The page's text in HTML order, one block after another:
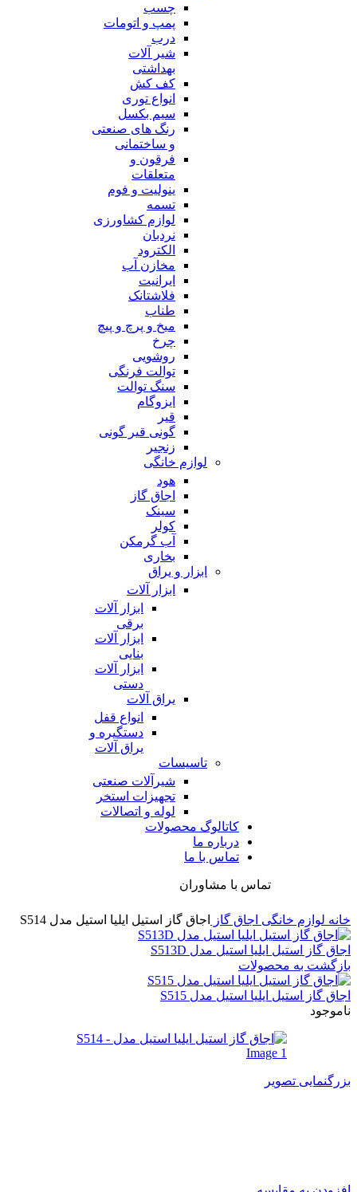
چسب
پمپ و اتومات
درب
شیر آلات
بهداشتی
کف کش
انواع توری
سیم بکسل
رنگ های صنعتی
و ساختمانی
فرقون و
متعلقات
ینولیت و فوم
تسمه
لوازم کشاورزی
نردبان
الکترود
مخازن آب
ایرانیت
فلاشتانک
طناب
میخ و پرچ و پیچ
چرخ
روشویی
توالت فرنگی
سنگ توالت
ایزوگام
قیر
گونی قیر گونی
زنجیر
لوازم خانگی
هود
اجاق گاز
سینک
کولر
آب گرمکن
بخاری
ابزار و یراق
ابزار آلات
ابزار آلات
برقی
ابزار آلات
بنایی
ابزار آلات
دستی
یراق آلات
انواع قفل
دستگیره و
یراق آلات
تاسیسات
شیرآلات صنعتی
تجهیزات استخر
لوله و اتصالات
کاتالوگ محصولات
درباره ما
تماس با ما
تماس با مشاوران
خانه لوازم خانگی اجاق گاز اجاق گاز استیل ایلیا استیل مدل S514
اجاق گاز استیل ایلیا استیل مدل S513D
بازگشت به محصولات
اجاق گاز استیل ایلیا استیل مدل S515
ناموجود
بزرگنمایی تصویر